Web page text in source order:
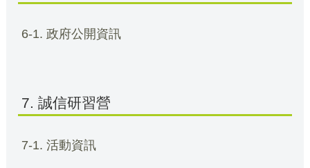
6-1. 政府公開資訊
7. 誠信研習營
7-1. 活動資訊